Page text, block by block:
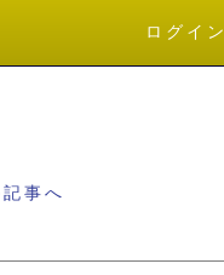
ログイン
事へ